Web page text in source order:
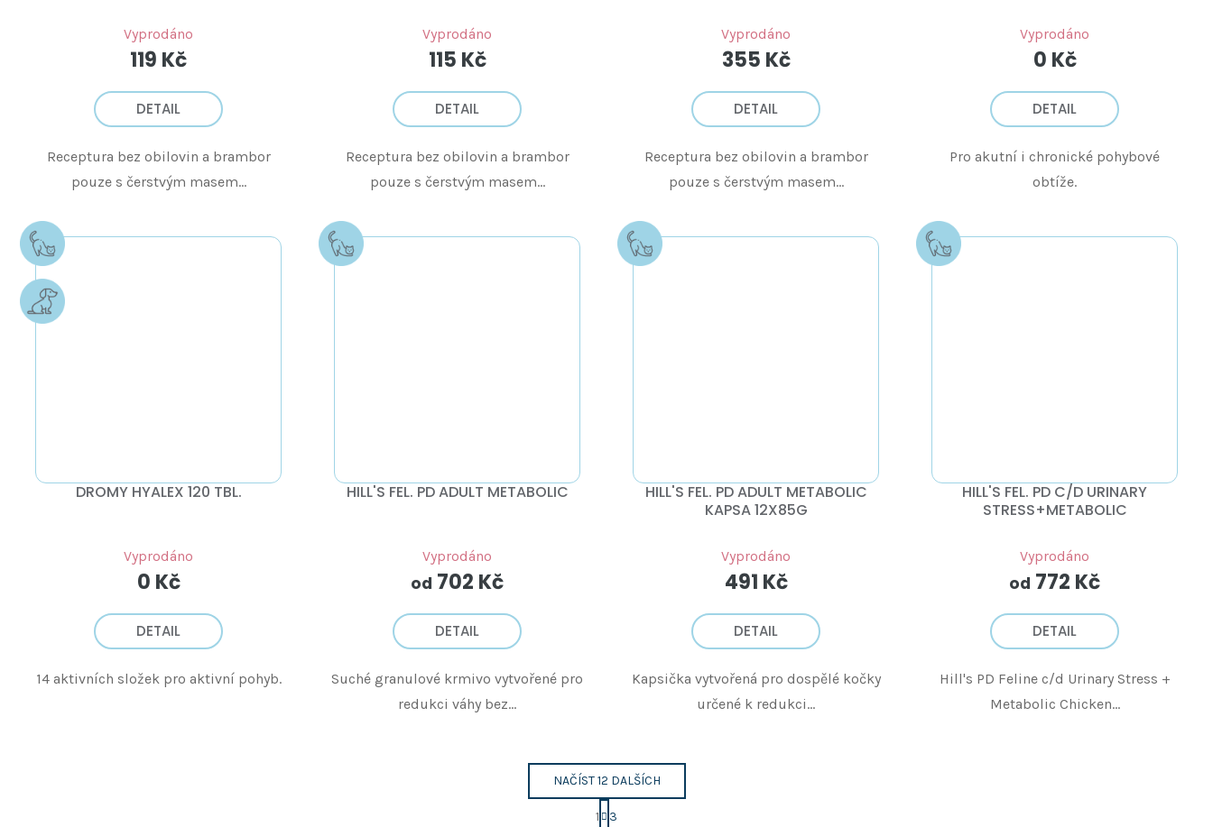
Vyprodáno
119 Kč
DETAIL
Receptura bez obilovin a brambor
pouze s čerstvým masem...
Vyprodáno
115 Kč
DETAIL
Receptura bez obilovin a brambor
pouze s čerstvým masem...
Vyprodáno
355 Kč
DETAIL
Receptura bez obilovin a brambor
pouze s čerstvým masem...
Vyprodáno
0 Kč
DETAIL
Pro akutní i chronické pohybové
obtíže.
DROMY HYALEX 120 TBL.
Vyprodáno
0 Kč
DETAIL
14 aktivních složek pro aktivní pohyb.
HILL'S FEL. PD ADULT METABOLIC
Vyprodáno
od 702 Kč
DETAIL
Suché granulové krmivo vytvořené pro
redukci váhy bez...
HILL'S FEL. PD ADULT METABOLIC
KAPSA 12X85G
Vyprodáno
491 Kč
DETAIL
Kapsička vytvořená pro dospělé kočky
určené k redukci...
HILL'S FEL. PD C/D URINARY
STRESS+METABOLIC
Vyprodáno
od 772 Kč
DETAIL
Hill's PD Feline c/d Urinary Stress +
Metabolic Chicken...
NAČÍST 12 DALŠÍCH
S
1 3